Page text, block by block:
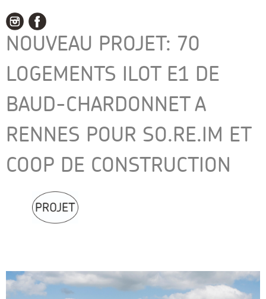
NOUVEAU PROJET: 70
LOGEMENTS ILOT E1 DE
BAUD-CHARDONNET A
RENNES POUR SO.RE.IM ET
COOP DE CONSTRUCTION